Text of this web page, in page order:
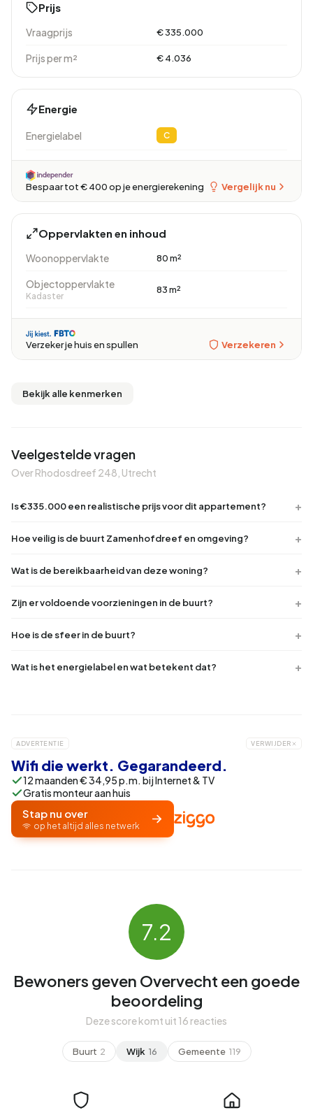
Prijs
Vraagprijs € 335.000
Prijs per m² € 4.036
Energie
Energielabel C
Bespaar tot € 400 op je energierekening Vergelijk nu
Oppervlakten en inhoud
Woonoppervlakte 80 m²
Objectoppervlakte
Kadaster
83 m²
Verzeker je huis en spullen Verzekeren
Bekijk alle kenmerken
Veelgestelde vragen
Over Rhodosdreef 248, Utrecht
Is €335.000 een realistische prijs voor dit appartement?
Hoe veilig is de buurt Zamenhofdreef en omgeving?
Wat is de bereikbaarheid van deze woning?
Zijn er voldoende voorzieningen in de buurt?
Hoe is de sfeer in de buurt?
Wat is het energielabel en wat betekent dat?
ADVERTENTIE VERWIJDER
Wifi die werkt. Gegarandeerd.
12 maanden € 34,95 p.m. bij Internet & TV
Gratis monteur aan huis
Stap nu over
op het altijd alles netwerk
7.2
Bewoners geven Overvecht een goede
beoordeling
Deze score komt uit 16 reacties
Buurt 2 Wijk 16 Gemeente 119